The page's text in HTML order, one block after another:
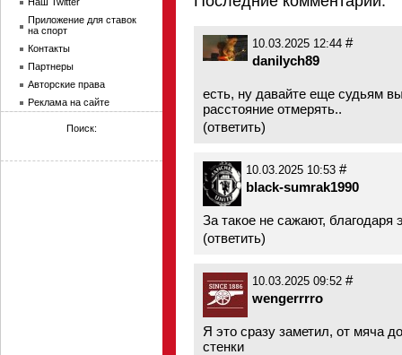
10.03.2025 12:44 #
danilych89
есть, ну давайте еще судьям
расстояние отмерять..
(ответить)
10.03.2025 10:53 #
black-sumrak1990
За такое не сажают, благодаря
(ответить)
10.03.2025 09:52 #
wengerrrro
Я это сразу заметил, от мяча
стенки
Приложение для ставок
на спорт
Контакты
Партнеры
Авторские права
Реклама на сайте
Поиск: